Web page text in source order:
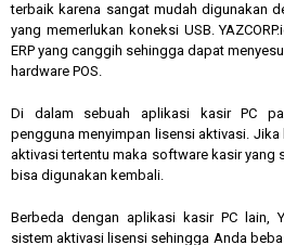
terbaik karena sangat mudah digunakan
yang memerlukan koneksi USB.
ERP yang canggih sehingga dapat
hardware POS.
Di dalam sebuah aplikasi kasir PC
pengguna menyimpan lisensi aktivasi.
aktivasi tertentu maka software kasir yang
bisa digunakan kembali.
Berbeda dengan aplikasi kasir PC lain,
sistem aktivasi lisensi sehingga Anda